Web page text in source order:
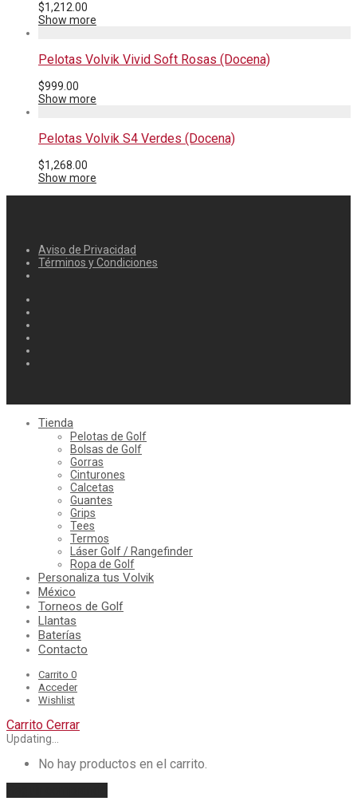
$1,212.00
Show more
Pelotas Volvik Vivid Soft Rosas (Docena)
$999.00
Show more
Pelotas Volvik S4 Verdes (Docena)
$1,268.00
Show more
Aviso de Privacidad
Términos y Condiciones
Tienda
Pelotas de Golf
Bolsas de Golf
Gorras
Cinturones
Calcetas
Guantes
Grips
Tees
Termos
Láser Golf / Rangefinder
Ropa de Golf
Personaliza tus Volvik
México
Torneos de Golf
Llantas
Baterías
Contacto
Carrito 0
Acceder
Wishlist
Carrito Cerrar
Updating…
No hay productos en el carrito.